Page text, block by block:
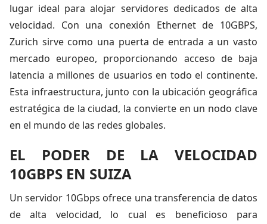
lugar ideal para alojar servidores dedicados de alta
velocidad. Con una conexión Ethernet de 10GBPS,
Zurich sirve como una puerta de entrada a un vasto
mercado europeo, proporcionando acceso de baja
latencia a millones de usuarios en todo el continente.
Esta infraestructura, junto con la ubicación geográfica
estratégica de la ciudad, la convierte en un nodo clave
en el mundo de las redes globales.
EL PODER DE LA VELOCIDAD
10GBPS EN SUIZA
Un servidor 10Gbps ofrece una transferencia de datos
de alta velocidad, lo cual es beneficioso para